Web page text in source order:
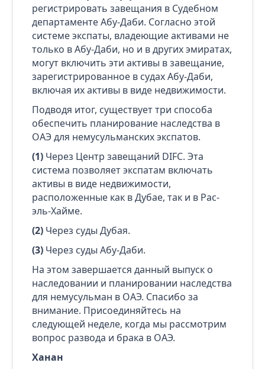
регистрировать завещания в Судебном
департаменте Абу-Даби. Согласно этой
системе экспаты, владеющие активами не
только в Абу-Даби, но и в других эмиратах,
могут включить эти активы в завещание,
зарегистрированное в судах Абу-Даби,
включая их активы в виде недвижимости.
Подводя итог, существует три способа
обеспечить планирование наследства в
ОАЭ для немусульманских экспатов.
(1)Через Центр завещаний DIFC. Эта
система позволяет экспатам включать
активы в виде недвижимости,
расположенные как в Дубае, так и в Рас-
эль-Хайме.
(2)Через суды Дубая.
(3)Через суды Абу-Даби.
На этом завершается данный выпуск о
наследовании и планировании наследства
для немусульман в ОАЭ. Спасибо за
внимание. Присоединяйтесь на
следующей неделе, когда мы рассмотрим
вопрос развода и брака в ОАЭ.
Ханан